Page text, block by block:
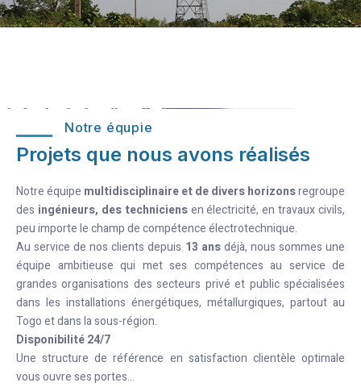
Notre équpie
Projets que nous avons réalisés
Notre équipe multidisciplinaire et de divers horizonsregroupe
des ingénieurs, des techniciensen électricité, en travaux civils,
peu importe le champ de compétence électrotechnique.
Au service de nos clients depuis 13 ansdéjà, nous sommes une
équipe ambitieuse qui met ses compétences au service de
grandes organisations des secteurs privé et public spécialisées
dans les installations énergétiques, métallurgiques, partout au
Togo et dans la sous-région.
Disponibilité 24/7
Une structure de référence en satisfaction clientèle optimale
vous ouvre ses portes…